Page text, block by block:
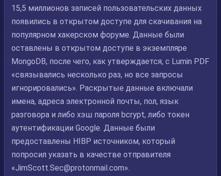
15,5 миллионов записей пользовательских данных
появились в открытом доступе для скачивания на
популярном хакерском форуме. Данные были
оставлены в открытом доступе в экземпляре
MongoDB, после чего, как утверждается, с Lumin PDF
«связывались несколько раз, но все запросы
игнорировались». Раскрытые данные включали
имена, адреса электронной почты, пол, язык
разговора и либо хэш пароля bcrypt, либо токен
аутентификации Google. Данные были
предоставлены HIBP источником, который
попросил указать в качестве отправителя
«JimScott.Sec@protonmail.com».